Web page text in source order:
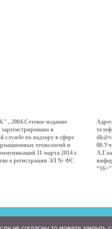
, 2004.Сетевое издание
в
службе по надзору в сфере
технологий и
11 марта 2014 г.
о регистрации ЭЛ № ФС
“16+”